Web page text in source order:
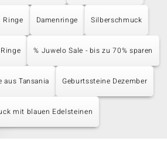
Ringe Damenringe Silberschmuck
% Juwelo Sale - bis zu 70% sparen
aus Tansania Geburtssteine Dezember
mit blauen Edelsteinen